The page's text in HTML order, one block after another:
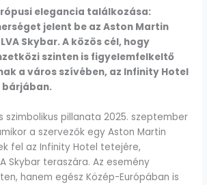
elegancia találkozása:
jelent be az Aston Martin
Skybar. A közös cél, hogy
szinten is figyelemfelkeltő
a város szívében, az Infinity Hotel
szimbolikus pillanata 2025. szeptember
a szervezők egy Aston Martin
fel az Infinity Hotel tetejére,
Skybar teraszára. Az esemény
hanem egész Közép-Európában is